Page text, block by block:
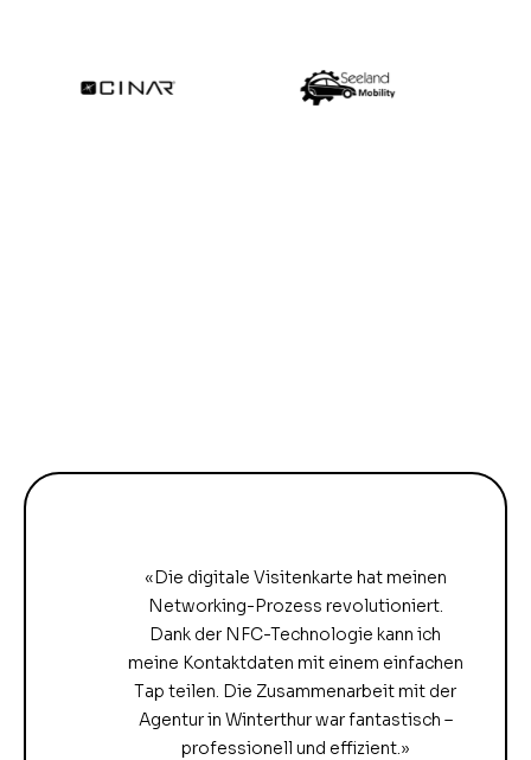
«Die digitale Visitenkarte hat meinen
Networking-Prozess revolutioniert.
Dank der NFC-Technologie kann ich
meine Kontaktdaten mit einem einfachen
Tap teilen. Die Zusammenarbeit mit der
Agentur in Winterthur war fantastisch –
professionell und effizient.»